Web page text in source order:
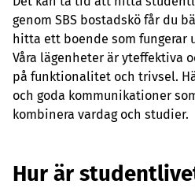
genom SBS bostadskö får du
hitta ett boende som fungerar
Våra lägenheter är yteffektiva
på funktionalitet och trivsel.
och goda kommunikationer
kombinera vardag och studier.
Hur är